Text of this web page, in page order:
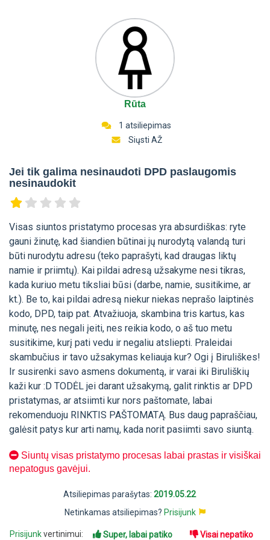
Rūta
1 atsiliepimas
Siųsti AŽ
Jei tik galima nesinaudoti DPD paslaugomis
nesinaudokit
Visas siuntos pristatymo procesas yra absurdiškas: ryte
gauni žinutę, kad šiandien būtinai jų nurodytą valandą turi
būti nurodytu adresu (teko paprašyti, kad draugas liktų
namie ir priimtų). Kai pildai adresą užsakyme nesi tikras,
kada kuriuo metu tiksliai būsi (darbe, namie, susitikime, ar
kt.). Be to, kai pildai adresą niekur niekas neprašo laiptinės
kodo, DPD, taip pat. Atvažiuoja, skambina tris kartus, kas
minutę, nes negali įeiti, nes reikia kodo, o aš tuo metu
susitikime, kurį pati vedu ir negaliu atsliepti. Praleidai
skambučius ir tavo užsakymas keliauja kur? Ogi į Biruliškes!
Ir susirenki savo asmens dokumentą, ir varai iki Biruliškių
kaži kur :D TODĖL jei darant užsakymą, galit rinktis ar DPD
pristatymas, ar atsiimti kur nors paštomate, labai
rekomenduoju RINKTIS PAŠTOMATĄ. Bus daug papraščiau,
galėsit patys kur arti namų, kada norit pasiimti savo siuntą.
Siuntų visas pristatymo procesas labai prastas ir visiškai
nepatogus gavėjui.
Atsiliepimas parašytas: 2019.05.22
Netinkamas atsiliepimas? Prisijunk
Prisijunkvertinimui: Super, labai patiko Visai nepatiko